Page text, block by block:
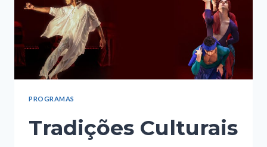
PROGRAMAS
Tradições Culturais